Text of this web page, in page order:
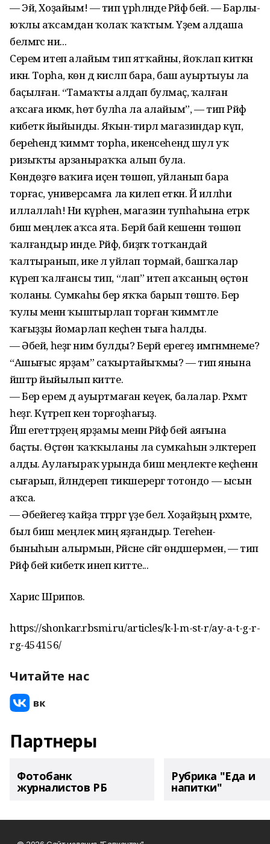
— Эй, Хоҙайым! — тип үрһәләнде Рәйфә әбей. — Барлы-
юҡлы аҡсамдан ҡолаҡ ҡаҡтым. Үҙем алдаша
белмәгәс ни...
Серем итеп алайым тип ятҡайны, йоҡ­лап киткән
икән. Торһа, көн дә кисләп ба­ра, баш ауыртыуы ла
баҫылған. “Тамаҡты алдап булмаҫ, ҡалған
аҡсаға икмәк, һөт булһа ла алайым”, — тип Рәйфә
кибеткә йыйынды. Яҡын-тирәлә магазиндар күп,
береһендә ҡиммәт торһа, икенсеһендә шул уҡ
ризыҡты арзаныраҡҡа алып була.
Көндөҙгө ваҡиға иҫенә төшөп, уйланып бара
торғас, универсамға ла килеп еткән. Йә илләһи
иллаллаһ! Ни күрһен, магазин тупһаһына етәрәк
биш меңлек аҡса ята. Берәй бай кешенән төшөп
ҡалғандыр инде. Рәйфә, биҙгәк тотҡандай
ҡалтыранып, ике лә уйлап тормай, башҡалар
күреп ҡалғансы тип, “лап” итеп аҡсаның өҫтөнә
ҡоланы. Сумкаһы бер яҡҡа барып төштө. Бер
ҡулы менән ҡыштырлап торған ҡиммәтле
ҡағыҙҙы йомарлап кеҫәһенә тыға һалды.
— Әбей, һеҙгә нимә булды? Берәй ерегеҙ имгәнмәнеме?
“Ашығыс ярҙам” саҡыр­тайыҡмы? — тип янына
йәштәр йыйылып китте.
— Бер ерем дә ауыртмаған кеүек, балалар. Рәхмәт
һеҙгә. Күтәреп кенә торғоҙһағыҙ.
Йәш егеттәрҙең ярҙамы менән Рәйфә әбей аяғына
баҫты. Өҫтөн ҡаҡҡыланы ла сумкаһын эләктереп
алды. Аулағыраҡ урында биш меңлекте кеҫәһенән
сығарып, әйләндереп тикшерергә тотондо — ысын
аҡса.
— Әбейегеҙ ҡайҙа тәгәрәргә үҙе белә. Хоҙайҙың рәхмәте,
был биш меңлек миңә яҙғандыр. Тегеһен-
быныһын алырмын, Рәйсәне сәйгә өндәшермен, — тип
Рәйфә әбей кибеткә инеп китте...
Харис Шәрипов.
https://shonkar.rbsmi.ru/articles/k-l-m-st-r/ay-a-t-g-r-
rg-454156/
Читайте нас
Партнеры
Фотобанк
журналистов РБ
Рубрика "Еда и
напитки"